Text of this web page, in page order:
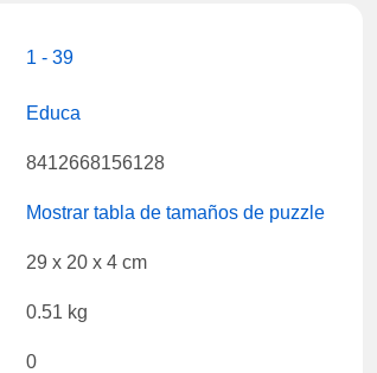
1 - 39
Educa
8412668156128
Mostrar tabla de tamaños de puzzle
29 x 20 x 4 cm
0.51 kg
0